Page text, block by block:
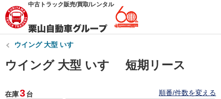
中古トラック販売/買取/レンタル
ウイング 大型 いすゞ
ウイング 大型 いすゞ 短期リース
在庫3台 順番/件数を変える